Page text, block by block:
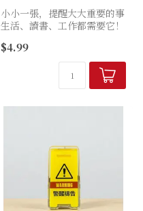
小小一張，提醒大大重要的事
生活、讀書、工作都需要它！
商品特色
書寫滑順：適用原子筆、鉛
黏性適中：不易掉落，撕除不
$4.99